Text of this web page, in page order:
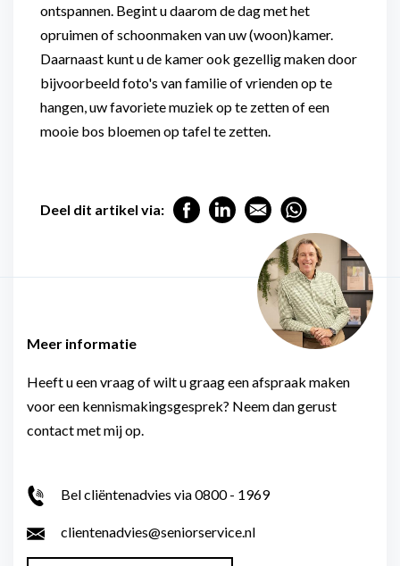
ontspannen. Begint u daarom de dag met het
opruimen of schoonmaken van uw (woon)kamer.
Daarnaast kunt u de kamer ook gezellig maken door
bijvoorbeeld foto's van familie of vrienden op te
hangen, uw favoriete muziek op te zetten of een
mooie bos bloemen op tafel te zetten.
Deel dit artikel via:
Meer informatie
Heeft u een vraag of wilt u graag een afspraak maken
voor een kennismakingsgesprek? Neem dan gerust
contact met mij op.
Bel cliëntenadvies via 0800 - 1969
clientenadvies@seniorservice.nl